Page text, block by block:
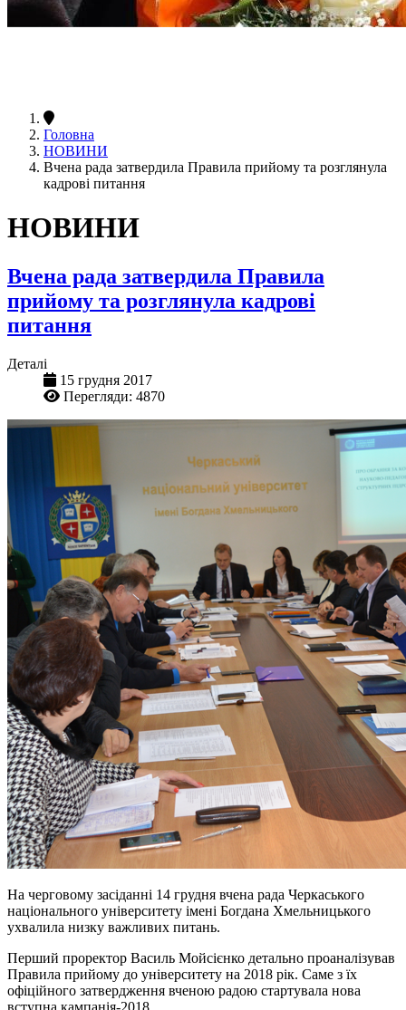
Головна
НОВИНИ
Вчена рада затвердила Правила прийому та розглянула
кадрові питання
НОВИНИ
Вчена рада затвердила Правила
прийому та розглянула кадрові
питання
Деталі
15 грудня 2017
Перегляди: 4870
На черговому засіданні 14 грудня вчена рада Черкаського
національного університету імені Богдана Хмельницького
ухвалила низку важливих питань.
Перший проректор Василь Мойсієнко детально проаналізував
Правила прийому до університету на 2018 рік. Саме з їх
офіційного затвердження вченою радою стартувала нова
вступна кампанія-2018